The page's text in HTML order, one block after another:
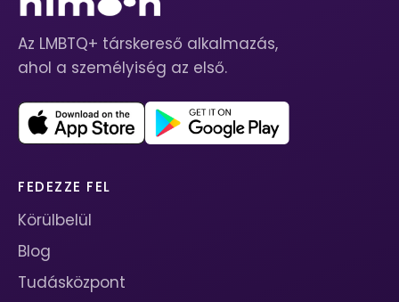
Az LMBTQ+ társkereső alkalmazás,
ahol a személyiség az első.
FEDEZZE FEL
Körülbelül
Blog
Tudásközpont